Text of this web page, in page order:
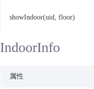
showIndoor(uid, floor)
IndoorInfo
属性